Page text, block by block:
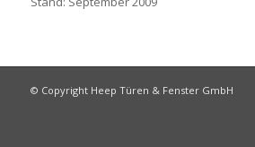
© Copyright Heep Türen & Fenster GmbH